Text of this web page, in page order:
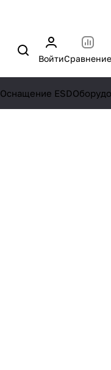
ВойтиСравнение
Оснащение ESD